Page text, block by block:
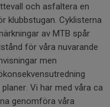
och asfaltera en
klubbstugan. Cyklisterna
av MTB spår
för våra nuvarande
men
Vi har med våra ca
genomföra våra